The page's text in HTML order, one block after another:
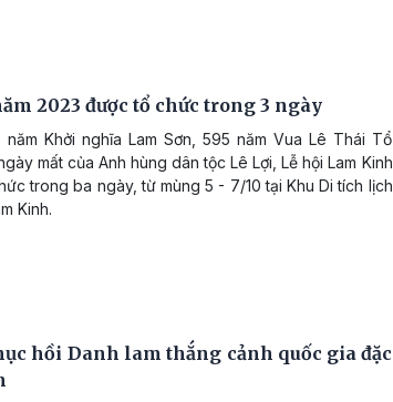
2023 được tổ chức trong 3 ngày
Khởi nghĩa Lam Sơn, 595 năm Vua Lê Thái Tổ
mất của Anh hùng dân tộc Lê Lợi, Lễ hội Lam Kinh
trong ba ngày, từ mùng 5 - 7/10 tại Khu Di tích lịch
Kinh.
hồi Danh lam thắng cảnh quốc gia đặc